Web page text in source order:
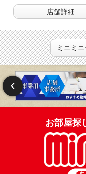
店舗詳細
ミニミ
お部屋探